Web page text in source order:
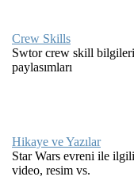
Crew Skills
Swtor crew skill
paylasımları
Hikaye ve Yazılar
Star Wars evreni ile
video, resim vs.